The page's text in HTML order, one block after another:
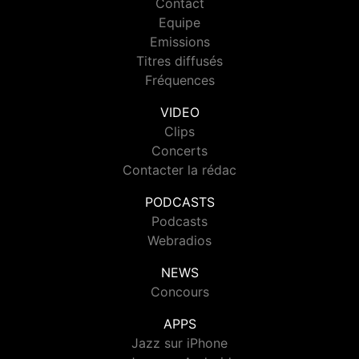
Contact
Equipe
Emissions
Titres diffusés
Fréquences
VIDEO
Clips
Concerts
Contacter la rédac
PODCASTS
Podcasts
Webradios
NEWS
Concours
APPS
Jazz sur iPhone